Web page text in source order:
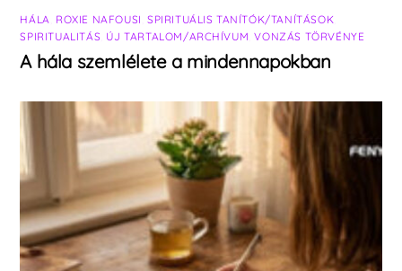
HÁLA ROXIE NAFOUSI SPIRITUÁLIS TANÍTÓK/TANÍTÁSOK
SPIRITUALITÁS ÚJ TARTALOM/ARCHÍVUM ,VONZÁS TÖRVÉNYE
A hála szemlélete a mindennapokban